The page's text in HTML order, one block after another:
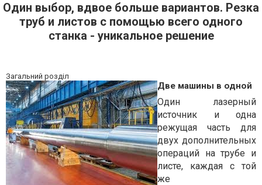
Один выбор, вдвое больше вариантов. Резка
труб и листов с помощью всего одного
станка - уникальное решение
Загальний розділ
Две машины в одной
Один лазерный
источник и одна
режущая часть для
двух дополнительных
операций на трубе и
листе, каждая с той
же